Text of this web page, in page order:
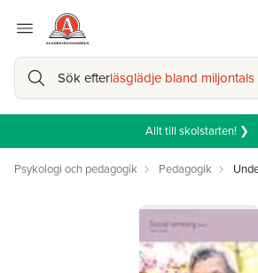
Sök efterläsglädje bland miljontals
Allt till skolstarten! ❯
Psykologi och pedagogik Pedagogik